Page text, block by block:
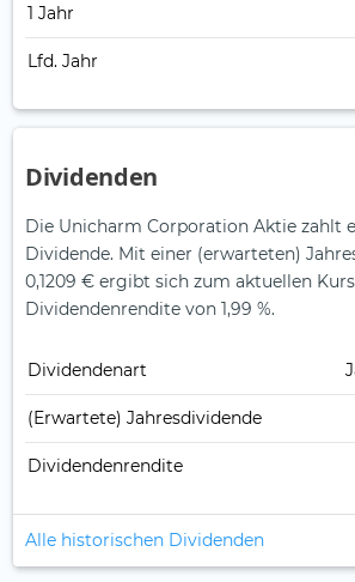
1 Jahr
Lfd. Jahr
Dividenden
Die Unicharm Corporation Aktie zahlt
Dividende. Mit einer (erwarteten)
0,1209 € ergibt sich zum aktuellen
Dividendenrendite von 1,99 %.
Dividendenart
(Erwartete) Jahresdividende
Dividendenrendite
Alle historischen Dividenden